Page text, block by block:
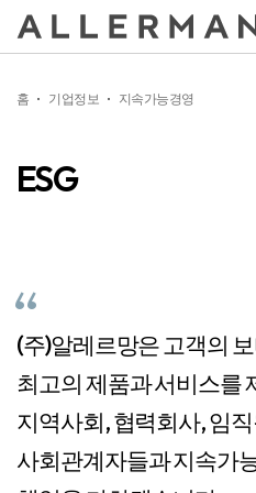
홈 기업정보 지속가능경영
ESG
(주)알레르망은 고객의
최고의 제품과 서비스를
지역사회, 협력회사, 임
사회관계자들과 지속가